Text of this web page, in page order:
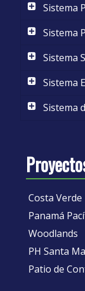
Sistema
Sistema
Sistema
Sistema
Sistema
Costa Verde
Panamá
Woodlands
PH Santa
Patio de